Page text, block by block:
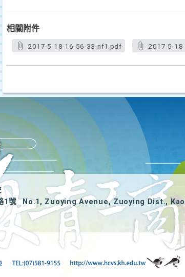
相關附件
2017-5-18-16-56-33-nf1.pdf 2017-5-
1號
No.1, Zuoying Avenue, Zuoying Dist.,